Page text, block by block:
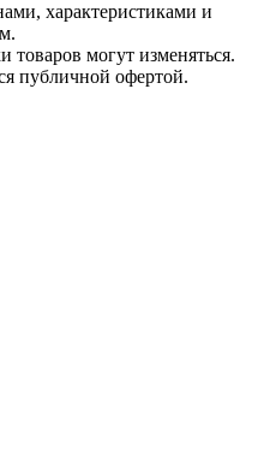
характеристиками и
товаров могут изменяться.
публичной офертой.